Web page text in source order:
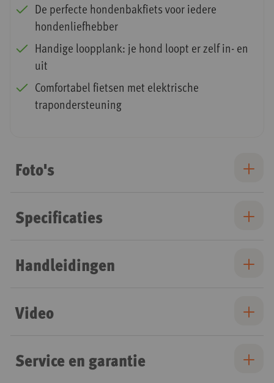
De perfecte hondenbakfiets voor iedere
hondenliefhebber
Handige loopplank: je hond loopt er zelf in- en
uit
Comfortabel fietsen met elektrische
trapondersteuning
Foto's
Specificaties
Handleidingen
Video
Service en garantie